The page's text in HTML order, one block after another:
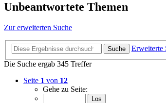
Unbeantwortete Themen
Zur erweiterten Suche
Suche
Erweiterte
Die Suche ergab 345 Treffer
Seite 1 von 12
Gehe zu Seite: